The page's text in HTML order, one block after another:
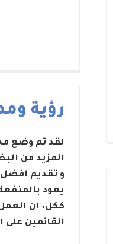
رؤية
لقد تم وضع
المزيد من
و تقديم
يعود
ككل، ان
القائمين